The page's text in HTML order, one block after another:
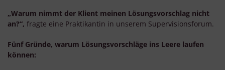
„Warum nimmt der Klient meinen Lösungsvorschlag nicht
an?“, fragte eine Praktikantin in unserem Supervisionsforum.
Fünf Gründe, warum Lösungsvorschläge ins Leere laufen
können: